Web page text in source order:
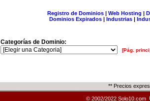
Registro de Dominios| Web Hosting |
Dominios Expirados | Industrias |
Categorías de Dominio:
[Pág.
** Precios
© 2002/2022 Solo10.com